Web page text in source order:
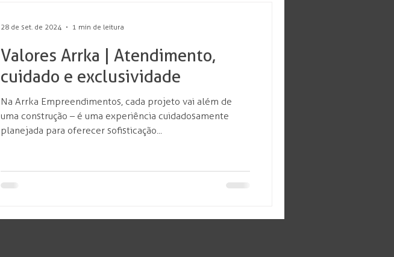
Valores Arrka | Atendimento,
cuidado e exclusividade
Na Arrka Empreendimentos, cada projeto vai além de
uma construção – é uma experiência cuidadosamente
planejada para oferecer sofisticação...
28 de set. de 2024 1 min de leitura